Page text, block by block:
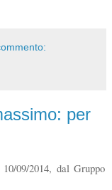
per
10/09/2014, dal Gruppo